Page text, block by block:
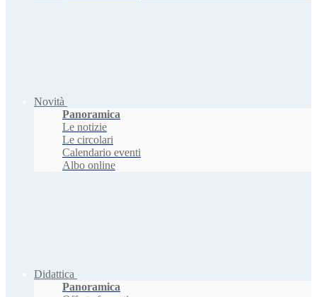
Novità
Panoramica
Le notizie
Le circolari
Calendario eventi
Albo online
Didattica
Panoramica